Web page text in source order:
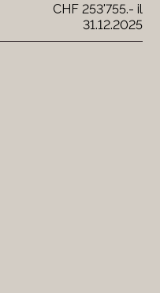
CHF 253'755.- il
31.12.2025